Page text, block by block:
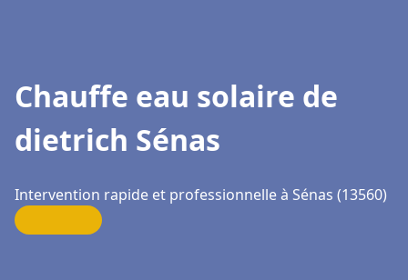
Chauffe eau solaire de
dietrich Sénas
Intervention rapide et professionnelle à Sénas (13560)